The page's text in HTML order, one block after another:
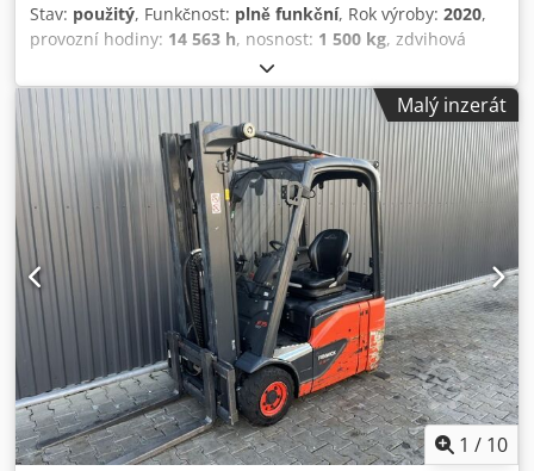
Stav: použitý, Funkčnost: plně funkční, Rok výroby: 2020,
provozní hodiny: 14 563 h, nosnost: 1 500 kg, zdvihová
, volný zdvih:1 519 mm
elektrický, typ stožáru:triplex, stavební výška:2 121 mm,
typ pohonu: Elektro , Elektrický tříkolový vysokozdvižný
vozík ISO třída: ISO třída 2 = 1 000 – 2 500 kg Typ stožáru:
Triplex Dcedpfx Agezgp U Ijdsk Stav: Připraven k provozu a
plně funkční Technický stav: dobrý Baterie Volt: 24V Boční
posuv, 3. ventil,
Malý inzerát
1 / 10